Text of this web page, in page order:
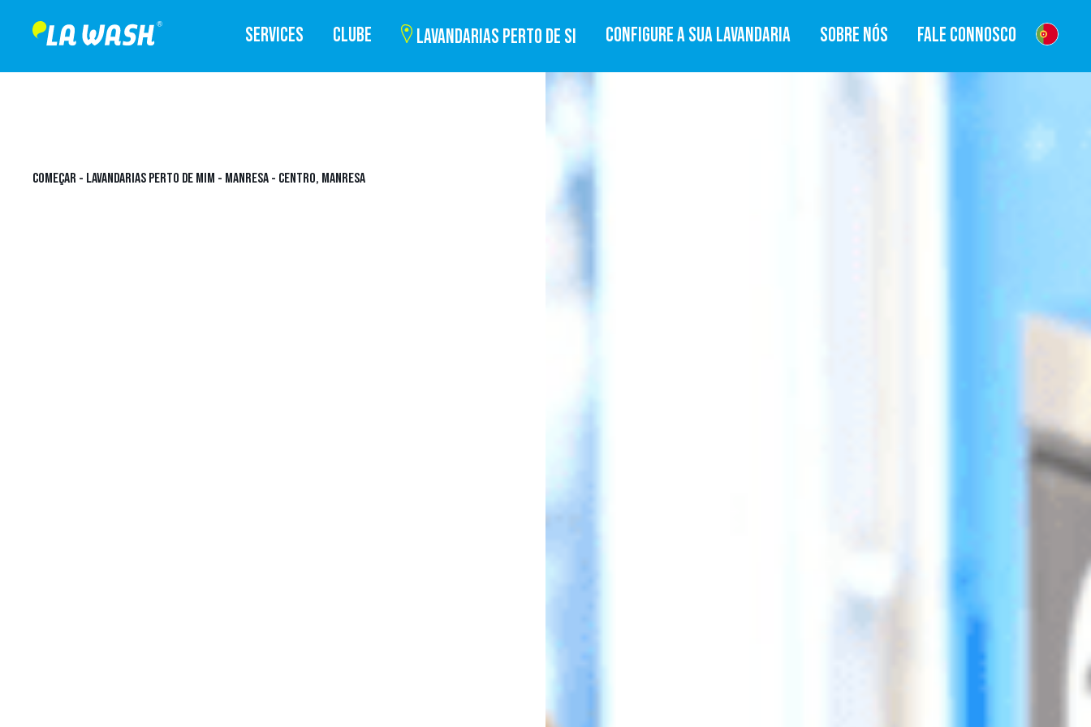
SERVICES CLUBE LAVANDARIAS PERTO DE SI CONFIGURE A SUA LAVANDARIA SOBRE NÓS FALE CONNOSCO
COMEÇAR - LAVANDARIAS PERTO DE MIM - MANRESA - CENTRO, MANRESA